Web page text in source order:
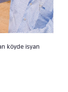
köyde isyan